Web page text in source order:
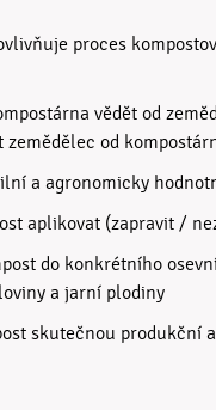
proces
vědět od
zemědělec od
a agronomicky
aplikovat (zapravit /
do konkrétního
a jarní plodiny
skutečnou produkční